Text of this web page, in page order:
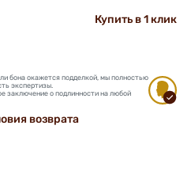
Купить в 1 клик
бона окажется подделкой, мы полностью
экспертизы.
заключение о подлинности на любой
возврата